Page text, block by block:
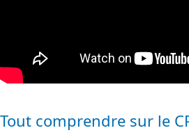
Tout comprendre sur le